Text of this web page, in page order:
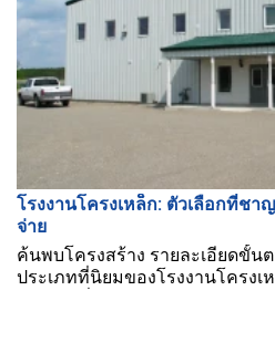
โรงงานโครงเหล็ก: ตัวเลือกที่ช
จ่าย
ค้นพบโครงสร้าง รายละเอียดขั้น
ประเภทที่นิยมของโรงงานโครง